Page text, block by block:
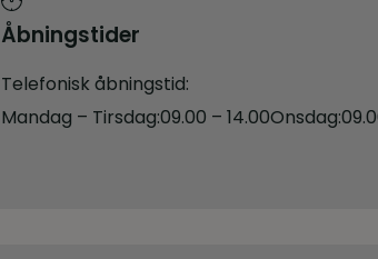
Åbningstider
Telefonisk åbningstid:
Mandag – Tirsdag:09.00 – 14.00Onsdag: